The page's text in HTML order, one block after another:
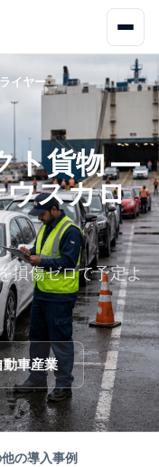
イヤー
ト貨物 —
スカロ
損傷ゼロで予定よ
動車産業
の導入事例